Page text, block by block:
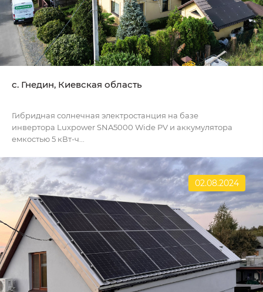
с. Гнедин, Киевская область
Гибридная солнечная электростанция на базе
инвертора Luxpower SNA5000 Wide PV и аккумулятора
емкостью 5 кВт-ч...
02.08.2024